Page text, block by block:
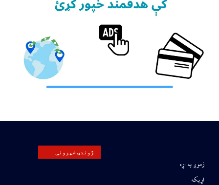
ژوندۍ خپرونې
زموږ په اړه
اړیکه